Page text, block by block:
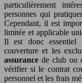
particulièrement
personnes qui
Cependant, il est
limitée et applicable
Il est donc essentiel
couverture et les
assurance de club ou
vérifier si le contrat
personnel et les frais